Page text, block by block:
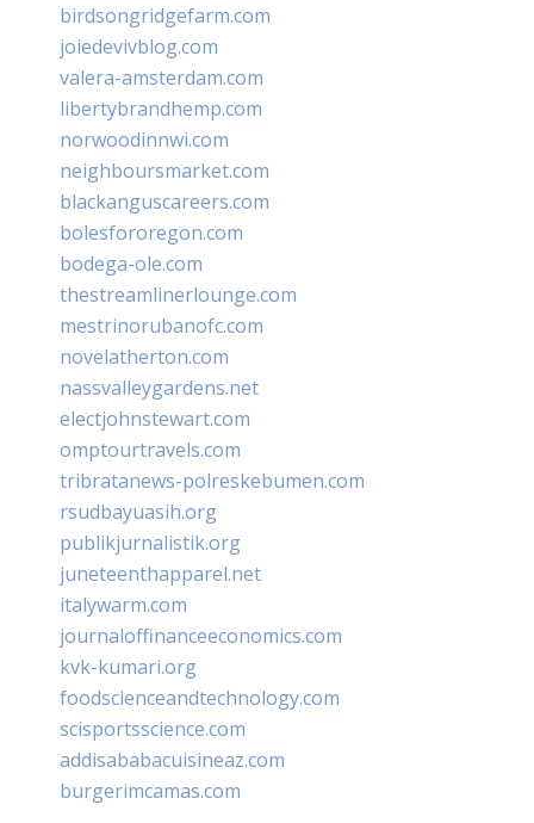
birdsongridgefarm.com
joiedevivblog.com
valera-amsterdam.com
libertybrandhemp.com
norwoodinnwi.com
neighboursmarket.com
blackanguscareers.com
bolesfororegon.com
bodega-ole.com
thestreamlinerlounge.com
mestrinorubanofc.com
novelatherton.com
nassvalleygardens.net
electjohnstewart.com
omptourtravels.com
tribratanews-polreskebumen.com
rsudbayuasih.org
publikjurnalistik.org
juneteenthapparel.net
italywarm.com
journaloffinanceeconomics.com
kvk-kumari.org
foodscienceandtechnology.com
scisportsscience.com
addisababacuisineaz.com
burgerimcamas.com